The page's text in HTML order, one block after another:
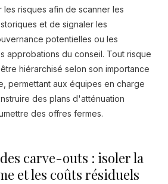
les risques afin de scanner les
et de signaler les
potentielles ou les
approbations du conseil. Tout risque
hiérarchisé selon son importance
permettant aux équipes en charge
des plans d'atténuation
des offres fermes.
carve-outs : isoler la
et les coûts résiduels